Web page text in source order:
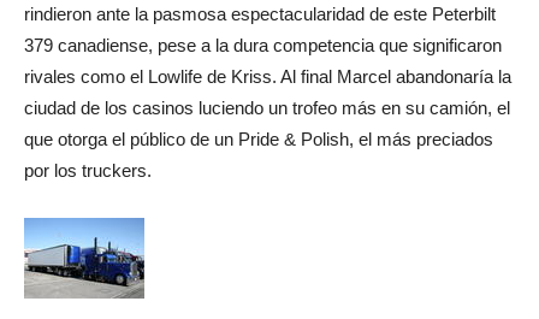
rindieron ante la pasmosa espectacularidad de este Peterbilt
379 canadiense, pese a la dura competencia que significaron
rivales como el Lowlife de Kriss. Al final Marcel abandonaría la
ciudad de los casinos luciendo un trofeo más en su camión, el
que otorga el público de un Pride & Polish, el más preciados
por los truckers.